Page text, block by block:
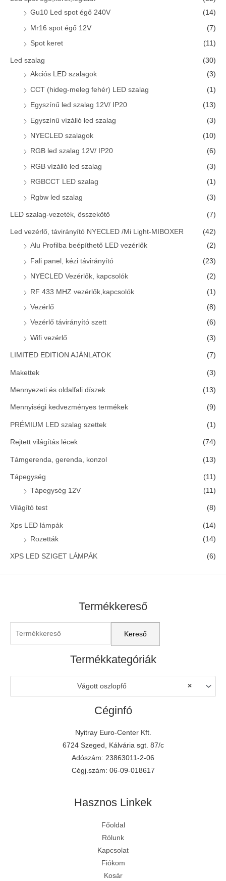
Gu10 Led spot égő 240V
(14)
Mr16 spot égő 12V (7)
Spot keret (11)
Led szalag
(30)
Akciós LED szalagok
(3)
CCT (hideg-meleg fehér) LED szalag (1)
Egyszínű led szalag 12V/ IP20 (13)
Egyszínű vízálló led szalag (3)
NYECLED szalagok (10)
RGB led szalag 12V/ IP20 (6)
RGB vízálló led szalag (3)
RGBCCT LED szalag (1)
Rgbw led szalag (3)
LED szalag-vezeték, összekötő (7)
Led vezérlő, távirányító NYECLED /Mi Light-MIBOXER
(42)
Alu Profilba beépíthető LED vezérlők
(2)
Fali panel, kézi távirányító (23)
NYECLED Vezérlők, kapcsolók (2)
RF 433 MHZ vezérlők,kapcsolók (1)
Vezérlő (8)
Vezérlő távirányító szett (6)
Wifi vezérlő (3)
LIMITED EDITION AJÁNLATOK (7)
Makettek (3)
Mennyezeti és oldalfali díszek (13)
Mennyiségi kedvezményes termékek (9)
PRÉMIUM LED szalag szettek (1)
Rejtett világítás lécek (74)
Támgerenda, gerenda, konzol (13)
Tápegység
(11)
Tápegység 12V
(11)
Világító test (8)
Xps LED lámpák
(14)
Rozetták
(14)
XPS LED SZIGET LÁMPÁK (6)
Termékkereső
Termékkategóriák
×
Vágott oszlopfő
Céginfó
Nyitray Euro-Center Kft.
6724 Szeged, Kálvária sgt. 87/c
Adószám: 23863011-2-06
Cégj.szám: 06-09-018617
Hasznos Linkek
Főoldal
Rólunk
Kapcsolat
Fiókom
Kosár